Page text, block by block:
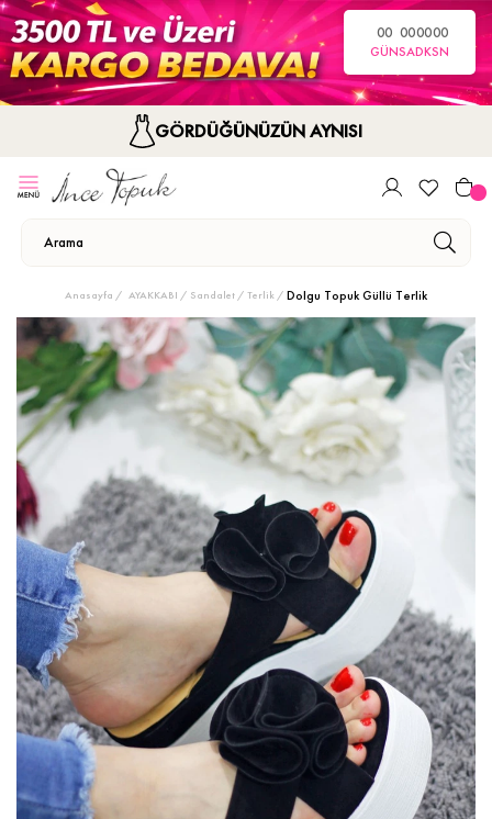
00
GÜN
00
SA
00
DK
00
SN
GÖRDÜĞÜNÜZÜN AYNISI
Anasayfa AYAKKABI Sandalet / Terlik Dolgu Topuk Güllü Terlik